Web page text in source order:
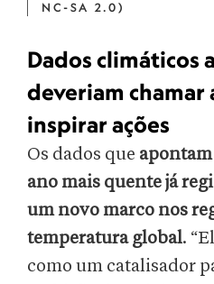
NC-SA 2.0)
Dados climáticos
deveriam chamar
inspirar ações
Os dados que apontam
ano mais quente já
um novo marco nos
temperatura global.
como um catalisador